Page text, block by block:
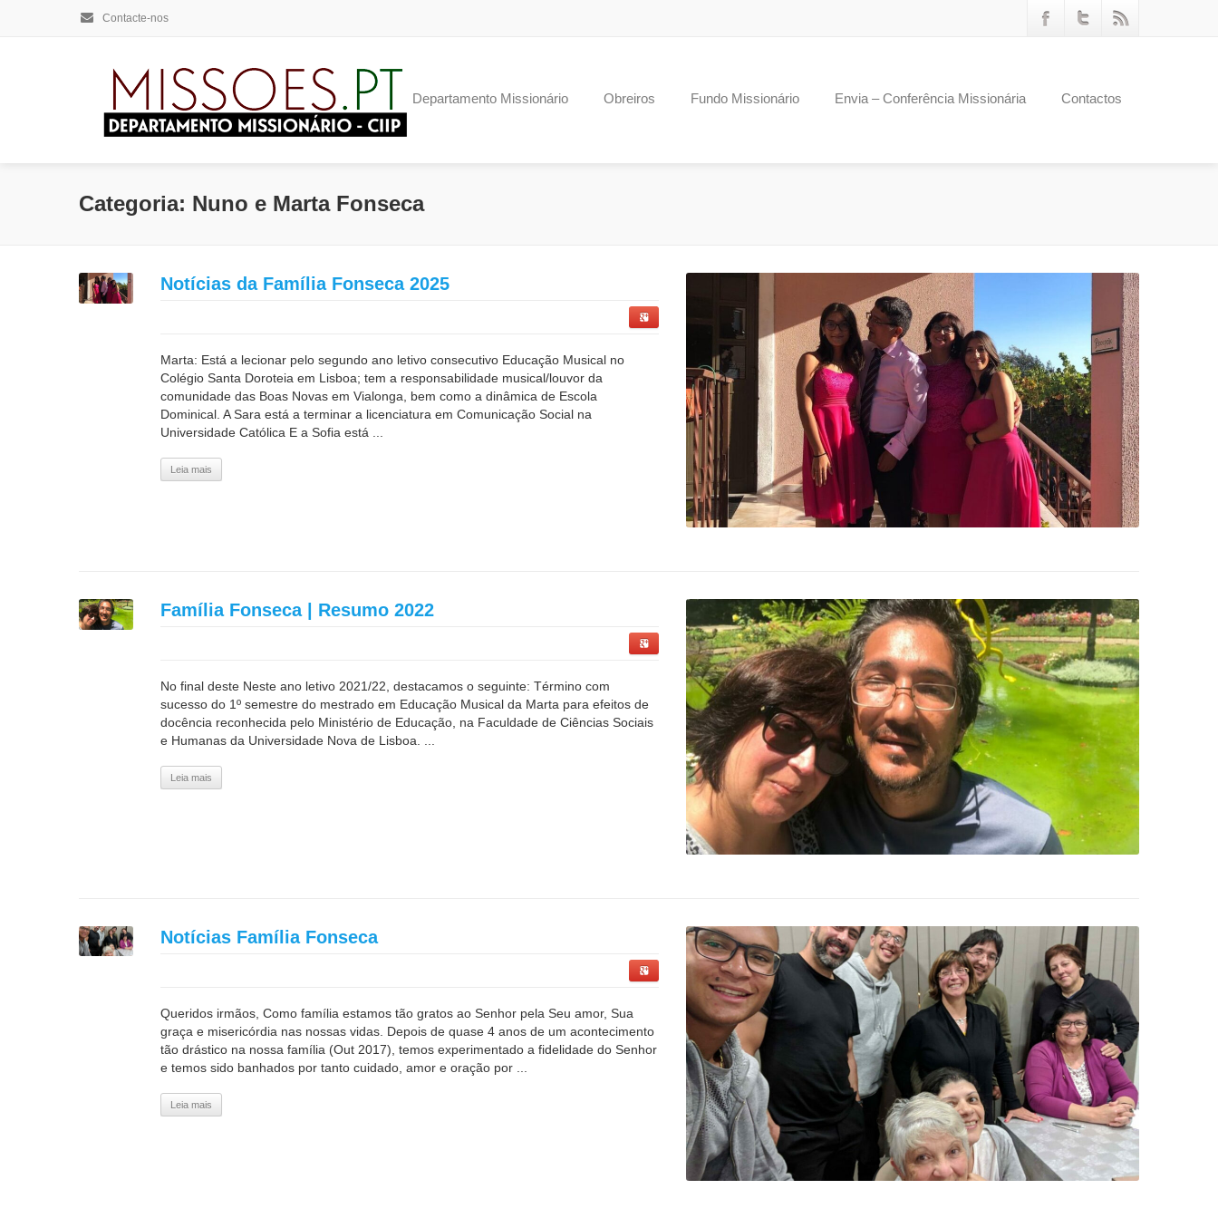
Contacte-nos
Departamento Missionário Obreiros Fundo Missionário Envia – Conferência Missionária Contactos
Categoria: Nuno e Marta Fonseca
Notícias da Família Fonseca 2025
Marta: Está a lecionar pelo segundo ano letivo consecutivo Educação Musical no
Colégio Santa Doroteia em Lisboa; tem a responsabilidade musical/louvor da
comunidade das Boas Novas em Vialonga, bem como a dinâmica de Escola
Dominical. A Sara está a terminar a licenciatura em Comunicação Social na
Universidade Católica E a Sofia está ...
Leia mais
Família Fonseca | Resumo 2022
No final deste Neste ano letivo 2021/22, destacamos o seguinte: Término com
sucesso do 1º semestre do mestrado em Educação Musical da Marta para efeitos de
docência reconhecida pelo Ministério de Educação, na Faculdade de Ciências Sociais
e Humanas da Universidade Nova de Lisboa. ...
Leia mais
Notícias Família Fonseca
Queridos irmãos, Como família estamos tão gratos ao Senhor pela Seu amor, Sua
graça e misericórdia nas nossas vidas. Depois de quase 4 anos de um acontecimento
tão drástico na nossa família (Out 2017), temos experimentado a fidelidade do Senhor
e temos sido banhados por tanto cuidado, amor e oração por ...
Leia mais